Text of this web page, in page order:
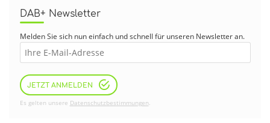
DAB+ Newsletter
Melden Sie sich nun einfach und schnell für unseren Newsletter an.
JETZT ANMELDEN
Es gelten unsere Datenschutzbestimmungen.